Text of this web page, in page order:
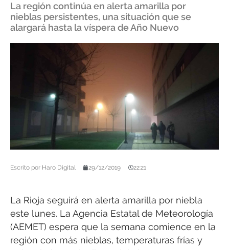
La región continúa en alerta amarilla por
nieblas persistentes, una situación que se
alargará hasta la víspera de Año Nuevo
Escrito por Haro Digital 29/12/2019 22:21
La Rioja seguirá en alerta amarilla por niebla
este lunes. La Agencia Estatal de Meteorología
(AEMET) espera que la semana comience en la
región con más nieblas, temperaturas frías y